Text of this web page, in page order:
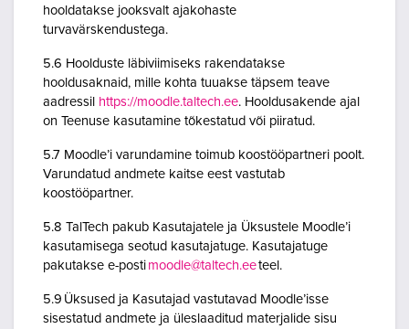
hooldatakse jooksvalt ajakohaste
turvavärskendustega.
5.6 Hoolduste läbiviimiseks rakendatakse
hooldusaknaid, mille kohta tuuakse täpsem teave
aadressil https://moodle.taltech.ee. Hooldusakende ajal
on Teenuse kasutamine tõkestatud või piiratud.
5.7 Moodle’i varundamine toimub koostööpartneri poolt.
Varundatud andmete kaitse eest vastutab
koostööpartner.
5.8 TalTech pakub Kasutajatele ja Üksustele Moodle’i
kasutamisega seotud kasutajatuge. Kasutajatuge
pakutakse e-posti moodle@taltech.eeteel.
5.9 Üksused ja Kasutajad vastutavad Moodle’isse
sisestatud andmete ja üleslaaditud materjalide sisu